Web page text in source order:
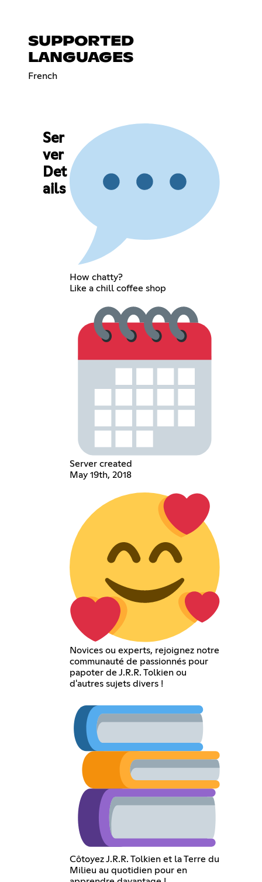
SUPPORTED
LANGUAGES
French
Ser
ver
Det
ails
How chatty?
Like a chill coffee shop
Server created
May 19th, 2018
Novices ou experts, rejoignez notre
communauté de passionnés pour
papoter de J.R.R. Tolkien ou
d'autres sujets divers !
Côtoyez J.R.R. Tolkien et la Terre du
Milieu au quotidien pour en